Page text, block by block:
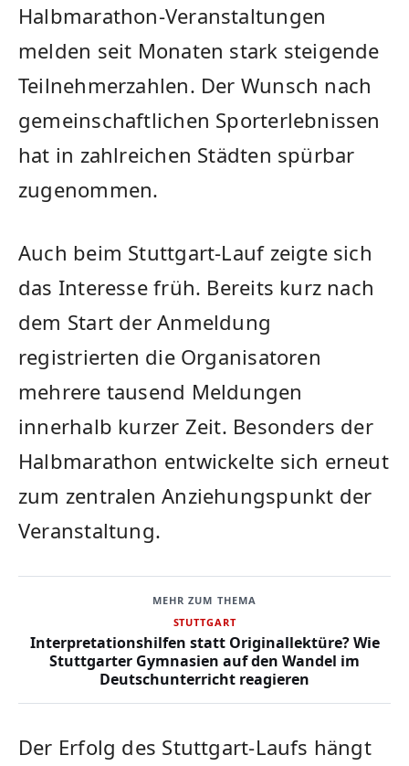
Halbmarathon-Veranstaltungen
melden seit Monaten stark steigende
Teilnehmerzahlen. Der Wunsch nach
gemeinschaftlichen Sporterlebnissen
hat in zahlreichen Städten spürbar
zugenommen.
Auch beim Stuttgart-Lauf zeigte sich
das Interesse früh. Bereits kurz nach
dem Start der Anmeldung
registrierten die Organisatoren
mehrere tausend Meldungen
innerhalb kurzer Zeit. Besonders der
Halbmarathon entwickelte sich erneut
zum zentralen Anziehungspunkt der
Veranstaltung.
MEHR ZUM THEMA
STUTTGART
Interpretationshilfen statt Originallektüre? Wie
Stuttgarter Gymnasien auf den Wandel im
Deutschunterricht reagieren
Der Erfolg des Stuttgart-Laufs hängt